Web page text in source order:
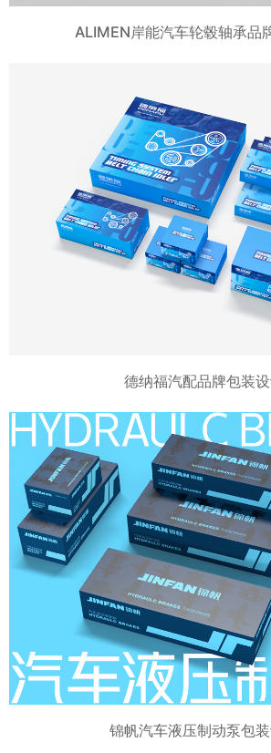
ALIMEN岸能汽车轮毂轴承品
德纳福汽配品牌包装
锦帆汽车液压制动泵包